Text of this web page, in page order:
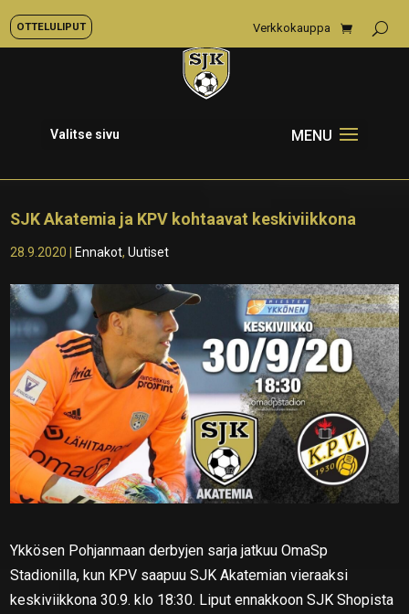
OTTELULIPUT Verkkokauppa
Valitse sivu
SJK Akatemia ja KPV kohtaavat keskiviikkona
28.9.2020 Ennakot,Uutiset
Ykkösen Pohjanmaan derbyjen sarja jatkuu OmaSp
Stadionilla, kun KPV saapuu SJK Akatemian vieraaksi
keskiviikkona 30.9. klo 18:30. Liput ennakkoon SJK Shopista